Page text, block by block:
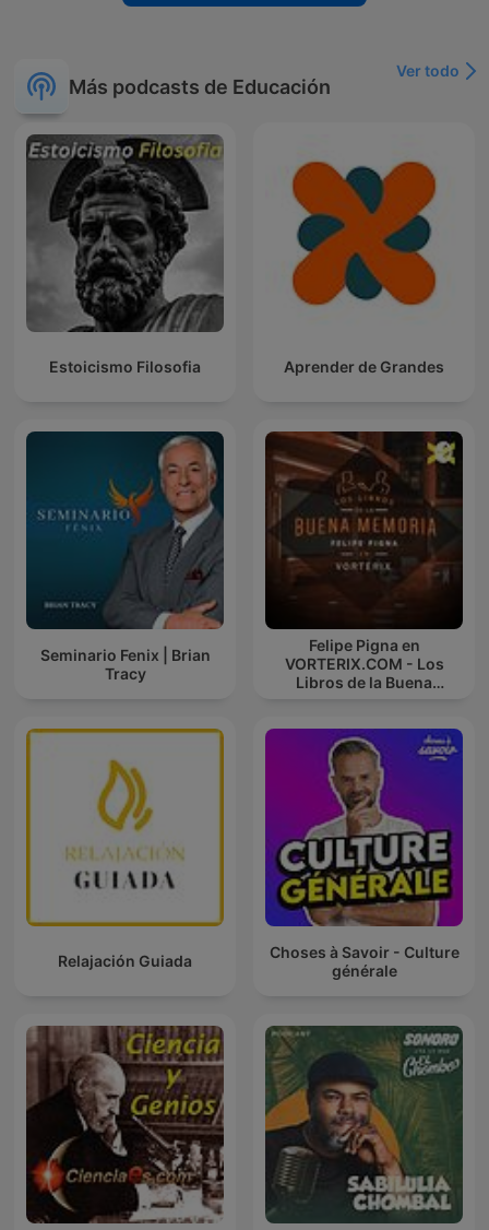
Más podcasts de Educación
Ver todo
Estoicismo Filosofia Aprender de Grandes
Seminario Fenix | Brian
Tracy
Felipe Pigna en
VORTERIX.COM - Los
Libros de la Buena
Relajación Guiada
Choses à Savoir - Culture
générale